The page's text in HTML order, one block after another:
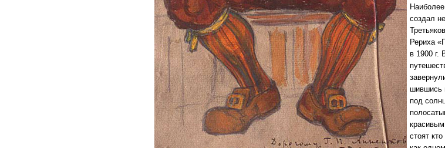
создал
Рериха
в 1900 г.
шившись
под
стоят